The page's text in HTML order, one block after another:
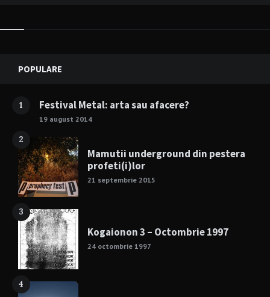
Widgets
POPULARE
1 Festival Metal: arta sau afacere?
19 august 2014
2
Mamutii underground din pestera
profeti(i)lor
21 septembrie 2015
3
Kogaionon 3 – Octombrie 1997
24 octombrie 1997
4